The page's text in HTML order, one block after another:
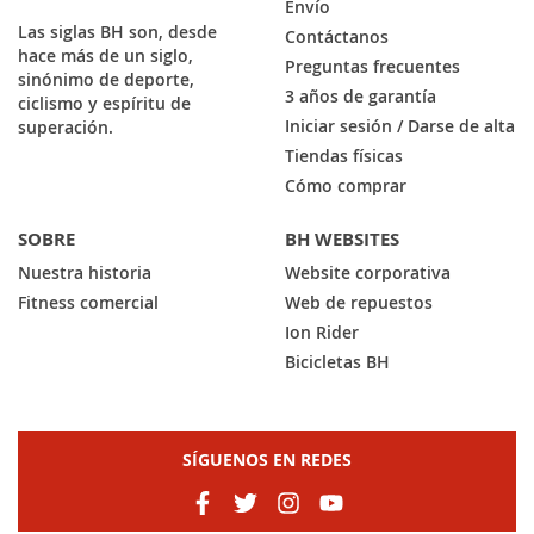
Las siglas BH son, desde
hace más de un siglo,
sinónimo de deporte,
ciclismo y espíritu de
superación.
Envío
Contáctanos
Preguntas frecuentes
3 años de garantía
Iniciar sesión / Darse de alta
Tiendas físicas
Cómo comprar
SOBRE
Nuestra historia
Fitness comercial
BH WEBSITES
Website corporativa
Web de repuestos
Ion Rider
Bicicletas BH
SÍGUENOS EN REDES